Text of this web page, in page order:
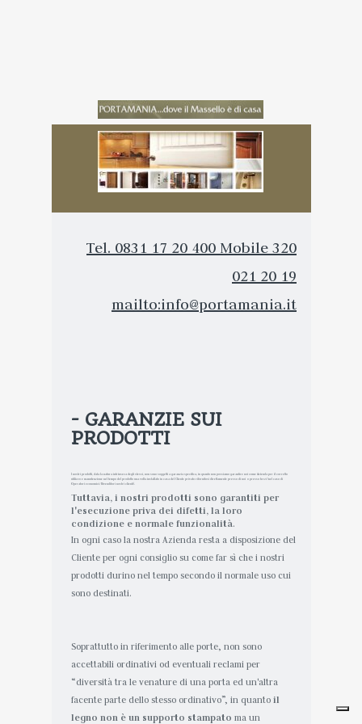
Tel. 0831 17 20 400 Mobile 320
021 20 19
mailto:info@portamania.it
- GARANZIE SUI
PRODOTTI
I nostri prodotti, data la natura intrinseca degli stessi, non sono soggetti a garanzia specifica, in quanto non possiamo garantire noi come Azienda per il corretto
utilizzo e manutenzione nel tempo del prodotto una volta installato in casa del Cliente privato rifornitosi direttamente presso di noi o presso terzi (nel caso di
Operatori economici/Rivenditori nostri clienti).
Tuttavia, i nostri prodotti sono garantiti per
l'esecuzione priva dei difetti, la loro
condizione e normale funzionalità.
In ogni caso la nostra Azienda resta a disposizione del
Cliente per ogni consiglio su come far sì che i nostri
prodotti durino nel tempo secondo il normale uso cui
sono destinati.
Soprattutto in riferimento alle porte, non sono
accettabili ordinativi od eventuali reclami per
“diversità tra le venature di una porta ed un'altra
facente parte dello stesso ordinativo”, in quanto il
legno non è un supporto stampato ma un